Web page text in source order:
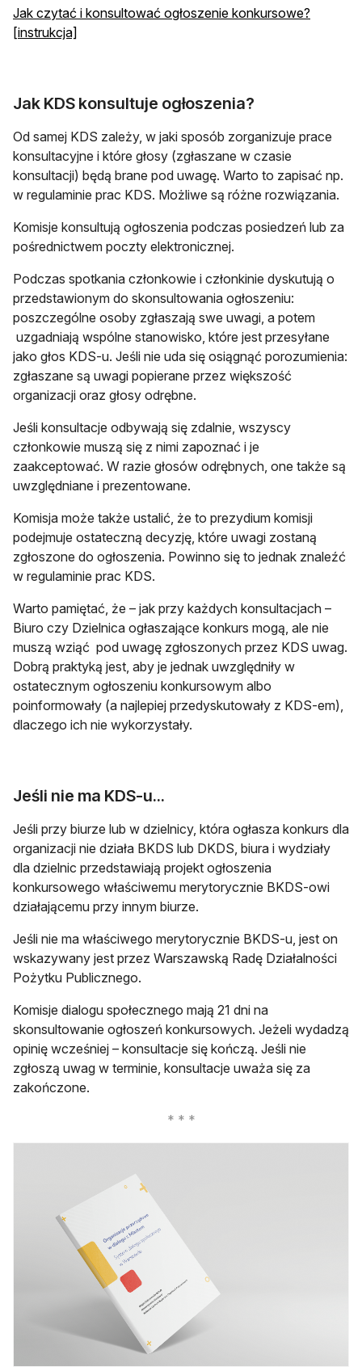
Jak czytać i konsultować ogłoszenie konkursowe?
[instrukcja]
Jak KDS konsultuje ogłoszenia?
Od samej KDS zależy, w jaki sposób zorganizuje prace
konsultacyjne i które głosy (zgłaszane w czasie
konsultacji) będą brane pod uwagę. Warto to zapisać np.
w regulaminie prac KDS. Możliwe są różne rozwiązania.
Komisje konsultują ogłoszenia podczas posiedzeń lub za
pośrednictwem poczty elektronicznej.
Podczas spotkania członkowie i członkinie dyskutują o
przedstawionym do skonsultowania ogłoszeniu:
poszczególne osoby zgłaszają swe uwagi, a potem
uzgadniają wspólne stanowisko, które jest przesyłane
jako głos KDS-u. Jeśli nie uda się osiągnąć porozumienia:
zgłaszane są uwagi popierane przez większość
organizacji oraz głosy odrębne.
Jeśli konsultacje odbywają się zdalnie, wszyscy
członkowie muszą się z nimi zapoznać i je
zaakceptować. W razie głosów odrębnych, one także są
uwzględniane i prezentowane.
Komisja może także ustalić, że to prezydium komisji
podejmuje ostateczną decyzję, które uwagi zostaną
zgłoszone do ogłoszenia. Powinno się to jednak znaleźć
w regulaminie prac KDS.
Warto pamiętać, że – jak przy każdych konsultacjach –
Biuro czy Dzielnica ogłaszające konkurs mogą, ale nie
muszą wziąć pod uwagę zgłoszonych przez KDS uwag.
Dobrą praktyką jest, aby je jednak uwzględniły w
ostatecznym ogłoszeniu konkursowym albo
poinformowały (a najlepiej przedyskutowały z KDS-em),
dlaczego ich nie wykorzystały.
Jeśli nie ma KDS-u...
Jeśli przy biurze lub w dzielnicy, która ogłasza konkurs dla
organizacji nie działa BKDS lub DKDS, biura i wydziały
dla dzielnic przedstawiają projekt ogłoszenia
konkursowego właściwemu merytorycznie BKDS-owi
działającemu przy innym biurze.
Jeśli nie ma właściwego merytorycznie BKDS-u, jest on
wskazywany jest przez Warszawską Radę Działalności
Pożytku Publicznego.
Komisje dialogu społecznego mają 21 dni na
skonsultowanie ogłoszeń konkursowych. Jeżeli wydadzą
opinię wcześniej – konsultacje się kończą. Jeśli nie
zgłoszą uwag w terminie, konsultacje uważa się za
zakończone.